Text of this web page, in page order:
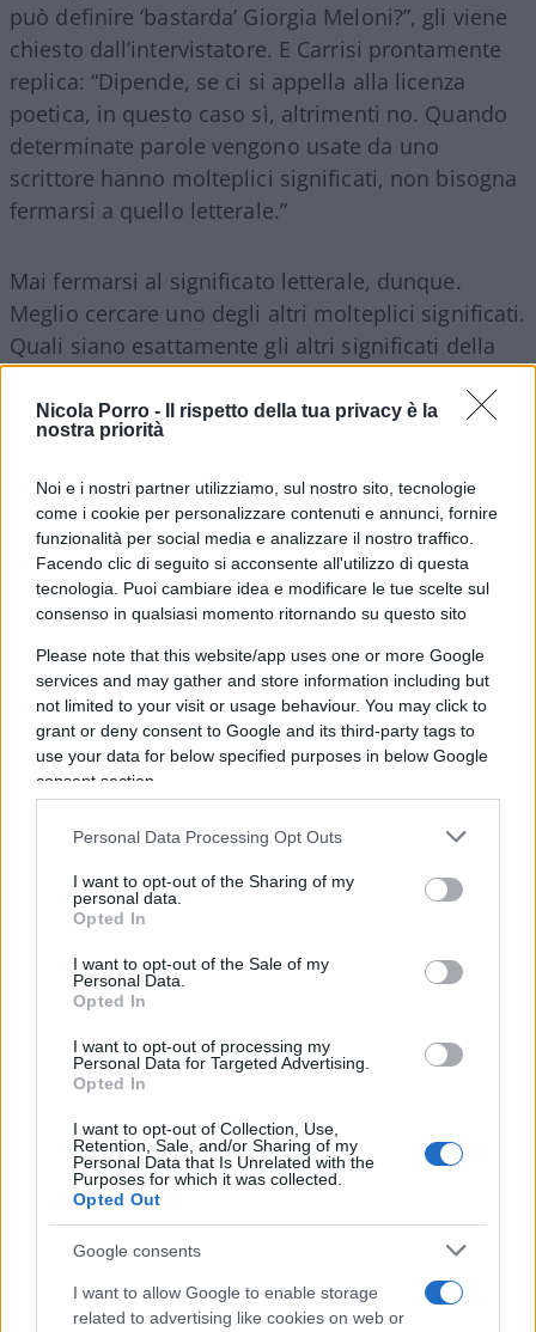
Nicola Porro -
Il rispetto della tua privacy è la
nostra priorità
Noi e i nostri partner utilizziamo, sul nostro sito, tecnologie
come i cookie per personalizzare contenuti e annunci, fornire
funzionalità per social media e analizzare il nostro traffico.
Facendo clic di seguito si acconsente all'utilizzo di questa
tecnologia. Puoi cambiare idea e modificare le tue scelte sul
consenso in qualsiasi momento ritornando su questo sito
Please note that this website/app uses one or more Google
services and may gather and store information including but
not limited to your visit or usage behaviour. You may click to
grant or deny consent to Google and its third-party tags to
use your data for below specified purposes in below Google
consent section.
Personal Data Processing Opt Outs
I want to opt-out of the Sharing of my
personal data.
Opted In
I want to opt-out of the Sale of my
Personal Data.
Opted In
I want to opt-out of processing my
Personal Data for Targeted Advertising.
Opted In
I want to opt-out of Collection, Use,
Retention, Sale, and/or Sharing of my
Personal Data that Is Unrelated with the
Purposes for which it was collected.
Opted Out
Google consents
I want to allow Google to enable storage
related to advertising like cookies on web or
può definire ‘bastarda’ Giorgia Meloni?”, gli viene
chiesto dall’intervistatore. E Carrisi prontamente
replica: “Dipende, se ci si appella alla licenza
poetica, in questo caso sì, altrimenti no. Quando
determinate parole vengono usate da uno
scrittore hanno molteplici significati, non bisogna
fermarsi a quello letterale.”
Mai fermarsi al significato letterale, dunque.
Meglio cercare uno degli altri molteplici significati.
Quali siano esattamente gli altri significati della
che invece è fin troppo chiaro è che, secondo il
punto di vista di una certa élite intellettuale,
utilizzare qualsiasi epitetonei confronti di
chiunque senza alcuna conseguenza. Purché lo
faccia ‘poeticamente’, s’intende. Perché se
determinate parole le usa uno scrittore, allora
Così, anche termini non proprio amichevoli come
‘bastarda’, possono, come d’incanto, mutare la
loro accezione ed assumerne una positiva.Basta
appellarsi alla licenza poetica e il gioco è fatto
A quella licenza, che consente a Roberto Saviano
di offendere liberamente Giorgia Meloni e restare
moralmente impunito (si provi per un attimo ad
immaginare cosa mai sarebbe potuto accadere se
fosse successo il contrario).
A quella stessa licenza, che evidentemente
permette, anche con una certa nonchalance, di
arrampicarsi sugli specchi e difendere
l’indifendibile.
Salvatore Di Bartolo, 18 novembre 2022